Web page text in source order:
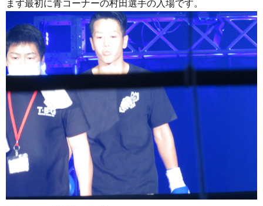
まず最初に青コーナーの村田選手の入場です。